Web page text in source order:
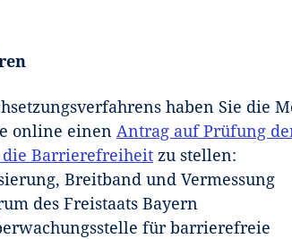
haben Sie die
online einen Antrag auf Prüfung
Barrierefreiheit zu stellen:
Breitband und Vermessung
des Freistaats Bayern
für barrierefreie